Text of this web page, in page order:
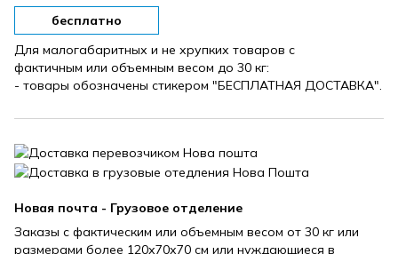
бесплатно
Для малогабаритных и не хрупких товаров с
фактичным или объемным весом до 30 кг:
- товары обозначены стикером "БЕСПЛАТНАЯ ДОСТАВКА".
Новая почта - Грузовое отделение
Заказы с фактическим или объемным весом от 30 кг или
размерами более 120х70х70 см или нуждающиеся в